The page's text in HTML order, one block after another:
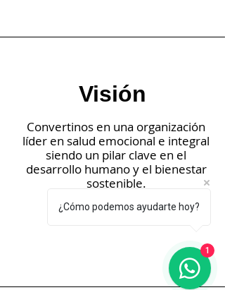
Visión
Convertinos en una organización
líder en salud emocional e integral
siendo un pilar clave en el
desarrollo humano y el bienestar
sostenible.
¿Cómo podemos ayudarte hoy?
1